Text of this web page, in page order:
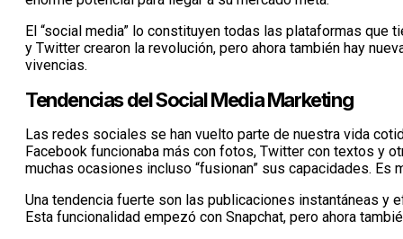
El “social media” lo constituyen todas las plataformas
y Twitter crearon la revolución, pero ahora también hay
vivencias.
Tendencias del Social Media Marketing
Las redes sociales se han vuelto parte de nuestra vida
Facebook funcionaba más con fotos, Twitter con textos y
muchas ocasiones incluso “fusionan” sus capacidades.
Una tendencia fuerte son las publicaciones instantáneas y
Esta funcionalidad empezó con Snapchat, pero ahora